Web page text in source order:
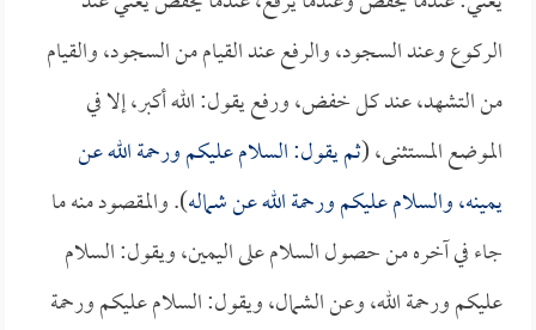
الركوع وعند السجود، والرفع عند القيام من السجود، والقيام
من التشهد، عند كل خفض، ورفع يقول: الله أكبر، إلا في
الموضع المستثنى، (ثم يقول: السلام عليكم ورحمة الله عن
يمينه، والسلام عليكم ورحمة الله عن شماله). والمقصود منه ما
جاء في آخره من حصول السلام على اليمين، ويقول: السلام
عليكم ورحمة الله، وعن الشمال، ويقول: السلام عليكم ورحمة